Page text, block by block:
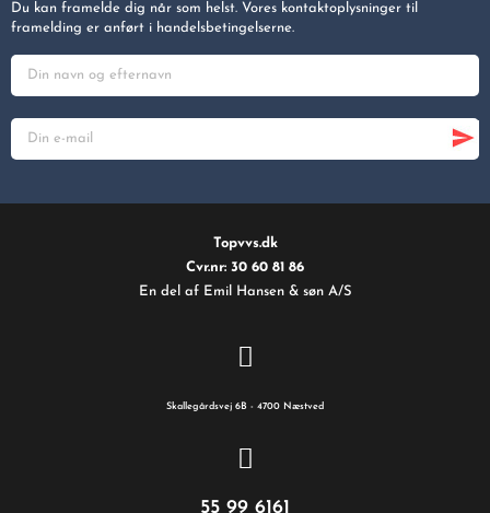
Du kan framelde dig når som helst. Vores kontaktoplysninger til
framelding er anført i handelsbetingelserne.
Topvvs.dk
Cvr.nr: 30 60 81 86
En del af Emil Hansen & søn A/S
Skallegårdsvej 6B - 4700 Næstved
55 99 6161